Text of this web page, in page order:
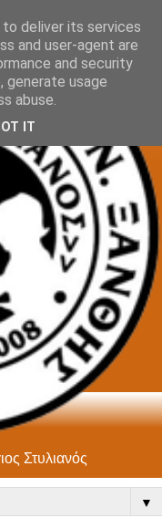
Στυλιανός
▼
deliver its services
and user-agent are
and security
generate usage
abuse.
IT